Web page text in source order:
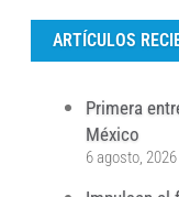
ARTÍCULOS
Primera
México
6 agosto, 2026